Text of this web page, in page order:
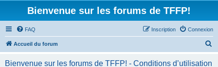
Bienvenue sur les forums de TFFP!
FAQ Connexion
Inscription
Accueil du forum
Bienvenue sur les forums de TFFP! - Conditions d’utilisation